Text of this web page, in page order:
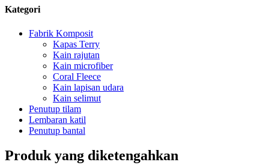
Kategori
Fabrik Komposit
Kapas Terry
Kain rajutan
Kain microfiber
Coral Fleece
Kain lapisan udara
Kain selimut
Penutup tilam
Lembaran katil
Penutup bantal
Produk yang diketengahkan